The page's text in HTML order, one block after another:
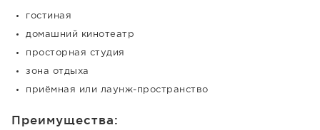
гостиная
домашний кинотеатр
просторная студия
зона отдыха
приёмная или лаунж-пространство
Преимущества: